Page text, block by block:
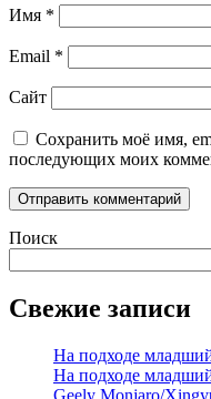
Имя *
Email *
Сайт
Сохранить моё имя,
последующих моих
Поиск
Свежие записи
На подходе
На подходе
Geely Monjaro/